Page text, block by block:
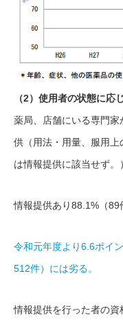
（2）使用者の状態に応
薬局、店舗にいる専門
供（用法・用量、服用
は情報提供に該当せず。）
情報提供あり88.1%（89
令和元年度より6.6ポイ
512件）には劣る。
情報提供を行った者の